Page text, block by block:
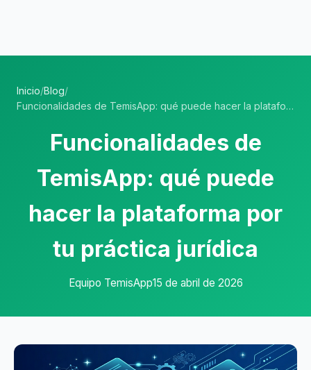
Inicio/Blog/
Funcionalidades de TemisApp: qué puede hacer la plataforma por tu práctica jurídica
Funcionalidades de
TemisApp: qué puede
hacer la plataforma por
tu práctica jurídica
Equipo TemisApp15 de abril de 2026